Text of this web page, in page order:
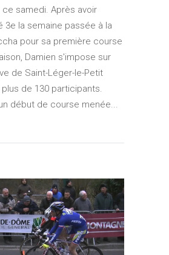
ce samedi. Après avoir
3e la semaine passée à la
pour sa première course
Damien s'impose sur
de Saint-Léger-le-Petit
de 130 participants.
début de course menée...